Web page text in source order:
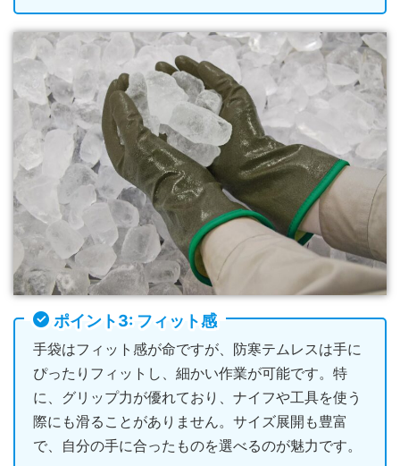
ポイント3: フィット感
手袋はフィット感が命ですが、防寒テムレスは手に
ぴったりフィットし、細かい作業が可能です。特
に、グリップ力が優れており、ナイフや工具を使う
際にも滑ることがありません。サイズ展開も豊富
で、自分の手に合ったものを選べるのが魅力です。